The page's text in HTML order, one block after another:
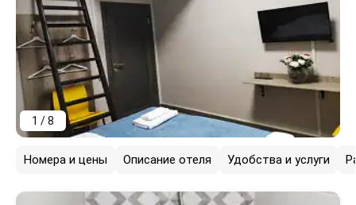
1 / 8
Номера и цены Описание отеля Удобства и услуги